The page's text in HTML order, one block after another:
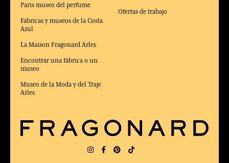
Paris museo del perfume
Fabricas y museos de la Costa
Azul
La Maison Fragonard Arles
Encontrar una fábrica o un
museo
Museo de la Moda y del Traje
Arles
Ofertas de trabajo